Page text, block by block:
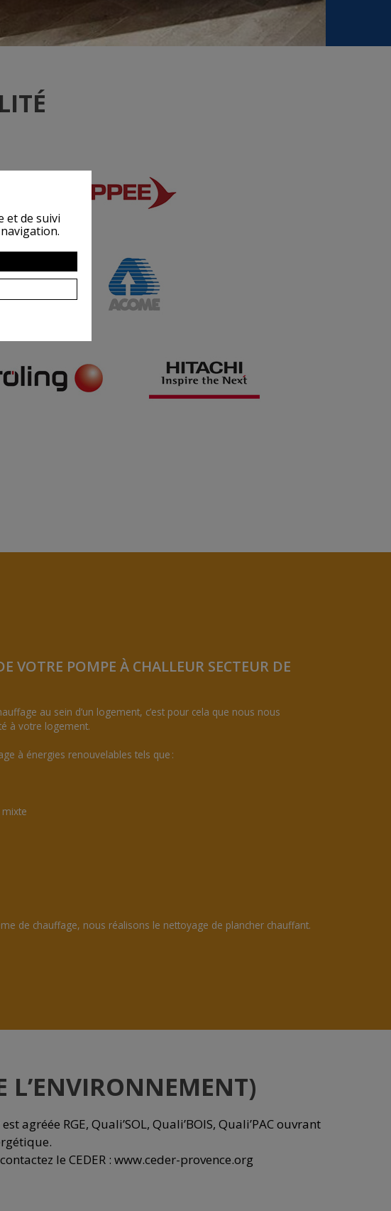
VOTRE POMPE À CHALLEUR SECTEUR DE
au sein d’un logement, c’est pour cela que nous nous
à votre logement.
à énergies renouvelables tels que :
de chauffage, nous réalisons le nettoyage de plancher chauffant.
L’ENVIRONNEMENT)
RGE, Quali’SOL, Quali’BOIS, Quali’PAC ouvrant
le CEDER : www.ceder-provence.org
et de suivi